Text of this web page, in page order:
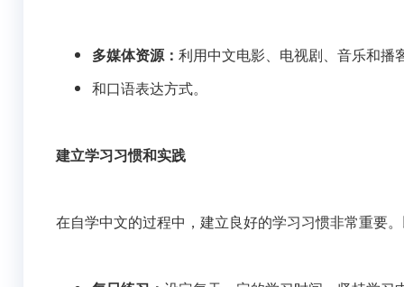
多媒体资源： 利用中文电影、电视剧、音乐和播
和口语表达方式。
建立学习习惯和实践
在自学中文的过程中，建立良好的学习习惯非常重要